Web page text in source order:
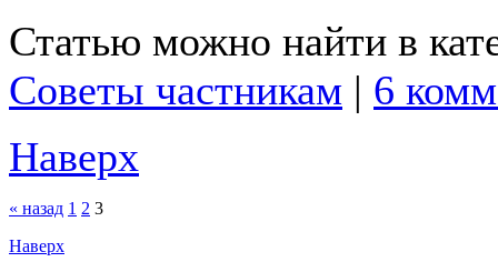
Статью можно найти в
Советы частникам | 6
Наверх
« назад 1 2 3
Наверх